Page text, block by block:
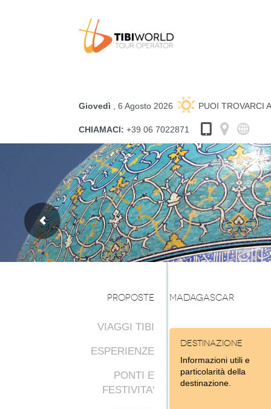
Giovedì , 6 Agosto 2026 PUOI
CHIAMACI: +39 06 7022871
PROPOSTE
VIAGGI TIBI
ESPERIENZE
PONTI E
FESTIVITA'
MADAGASCAR
Destinazione
Informazioni utili e
particolarità della
destinazione.